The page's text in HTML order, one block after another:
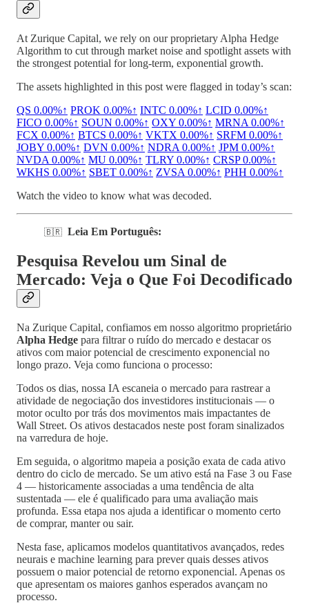
At Zurique Capital, we rely on our proprietary Alpha Hedge
Algorithm to cut through market noise and spotlight assets with
the strongest potential for long-term, exponential growth.
The assets highlighted in this post were flagged in today’s scan:
QS 0.00%↑ PROK 0.00%↑ INTC 0.00%↑ LCID 0.00%↑
FICO 0.00%↑ SOUN 0.00%↑ OXY 0.00%↑ MRNA 0.00%↑
FCX 0.00%↑ BTCS 0.00%↑ VKTX 0.00%↑ SRFM 0.00%↑
JOBY 0.00%↑ DVN 0.00%↑ NDRA 0.00%↑ JPM 0.00%↑
NVDA 0.00%↑ MU 0.00%↑ TLRY 0.00%↑ CRSP0.00%↑
WKHS 0.00%↑ SBET 0.00%↑ ZVSA 0.00%↑ PHH 0.00%↑
Watch the video to know what was decoded.
🇧🇷 Leia Em Português:
Pesquisa Revelou um Sinal de
Mercado: Veja o Que Foi Decodificado
Na Zurique Capital, confiamos em nosso algoritmo proprietário
Alpha Hedge para filtrar o ruído do mercado e destacar os
ativos com maior potencial de crescimento exponencial no
longo prazo. Veja como funciona o processo:
Todos os dias, nossa IA escaneia o mercado para rastrear a
atividade de negociação dos investidores institucionais — o
motor oculto por trás dos movimentos mais impactantes de
Wall Street. Os ativos destacados neste post foram sinalizados
na varredura de hoje.
Em seguida, o algoritmo mapeia a posição exata de cada ativo
dentro do ciclo de mercado. Se um ativo está na Fase 3 ou Fase
4 — historicamente associadas a uma tendência de alta
sustentada — ele é qualificado para uma avaliação mais
profunda. Essa etapa nos ajuda a identificar o momento certo
de comprar, manter ou sair.
Nesta fase, aplicamos modelos quantitativos avançados, redes
neurais e machine learning para prever quais desses ativos
possuem o maior potencial de retorno exponencial. Apenas os
que apresentam os maiores ganhos esperados avançam no
processo.